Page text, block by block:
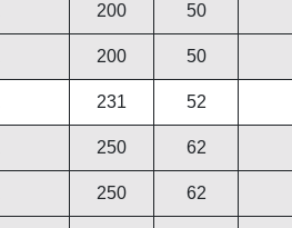
200 50
200 50
231 52
250 62
250 62